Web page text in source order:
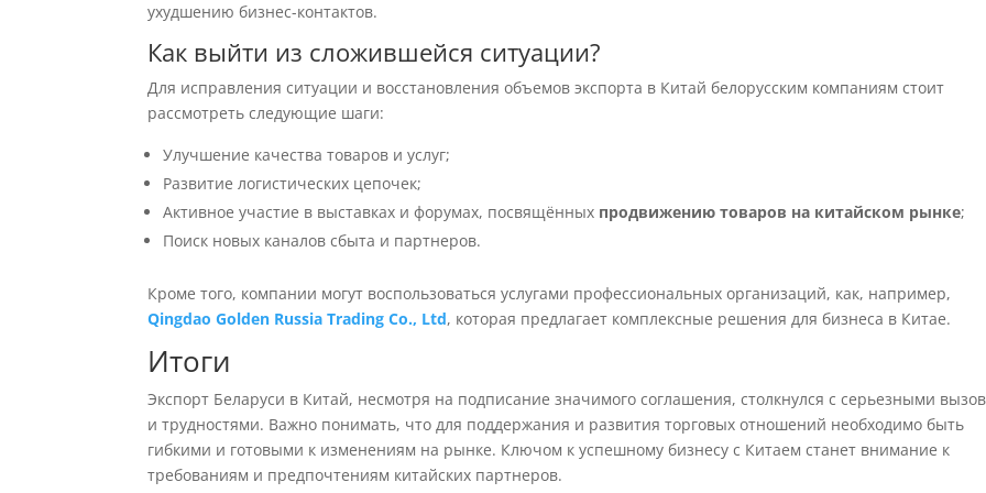
ухудшению бизнес-контактов.
Как выйти из сложившейся ситуации?
Для исправления ситуации и восстановления объемов экспорта в Китай белорусским компаниям стоит
рассмотреть следующие шаги:
Улучшение качества товаров и услуг;
Развитие логистических цепочек;
Активное участие в выставках и форумах, посвящённых продвижению товаров на китайском рынке;
Поиск новых каналов сбыта и партнеров.
Кроме того, компании могут воспользоваться услугами профессиональных организаций, как, например,
Qingdao Golden Russia Trading Co., Ltd, которая предлагает комплексные решения для бизнеса в Китае.
Итоги
Экспорт Беларуси в Китай, несмотря на подписание значимого соглашения, столкнулся с серьезными
и трудностями. Важно понимать, что для поддержания и развития торговых отношений необходимо быть
гибкими и готовыми к изменениям на рынке. Ключом к успешному бизнесу с Китаем станет внимание к
требованиям и предпочтениям китайских партнеров.